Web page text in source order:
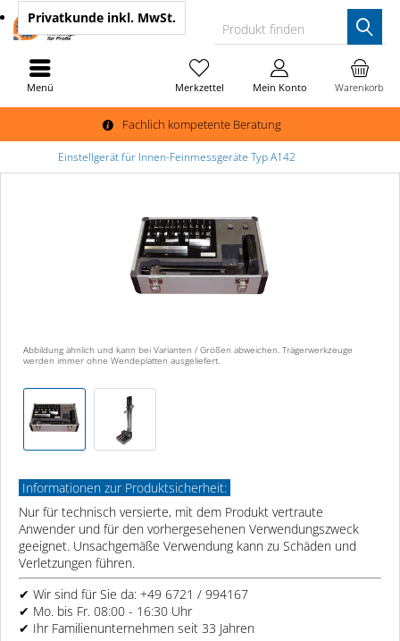
Fachlich kompetente Beratung
Produkt finden
Warenkorb
Merkzettel Mein Konto
Privatkunde inkl. MwSt.
Menü
Einstellgerät für Innen-Feinmessgeräte Typ A142
Abbildung ähnlich und kann bei Varianten / Größen abweichen. Trägerwerkzeuge
werden immer ohne Wendeplatten ausgeliefert.
Informationen zur Produktsicherheit:
Nur für technisch versierte, mit dem Produkt vertraute
Anwender und für den vorhergesehenen Verwendungszweck
geeignet. Unsachgemäße Verwendung kann zu Schäden und
Verletzungen führen.
✔ Wir sind für Sie da: +49 6721 / 994167
✔ Mo. bis Fr. 08:00 - 16:30 Uhr
✔ Ihr Familienunternehmen seit 33 Jahren